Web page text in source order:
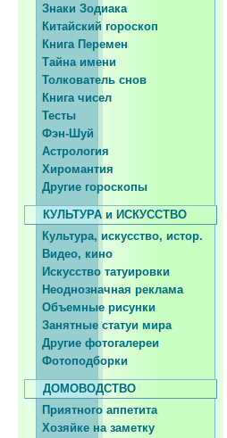
Знаки Зодиака
Китайский гороскоп
Книга Перемен
Тайна имени
Толкователь снов
Книга чисел
Тесты
Фэн-Шуй
Астрология
Хиромантия
Другие гороскопы
КУЛЬТУРА и ИСКУССТВО
Культура, искусство, истор.
Видео, кино
Искусство татуировки
Неоднозначная реклама
Объемные рисунки
Занятные статуи мира
Другие фотогалереи
Фотоподборки
ДОМОВОДСТВО
Приятного аппетита
Хозяйке на заметку